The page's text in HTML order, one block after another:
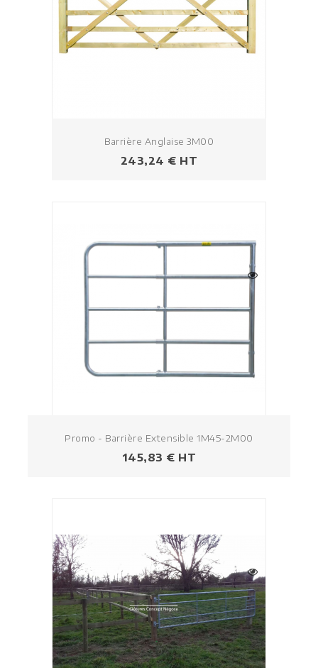
Barrière Anglaise 3M00
Prix
243,24 € HT
Promo - Barrière Extensible 1M45-2M00
Prix
145,83 € HT